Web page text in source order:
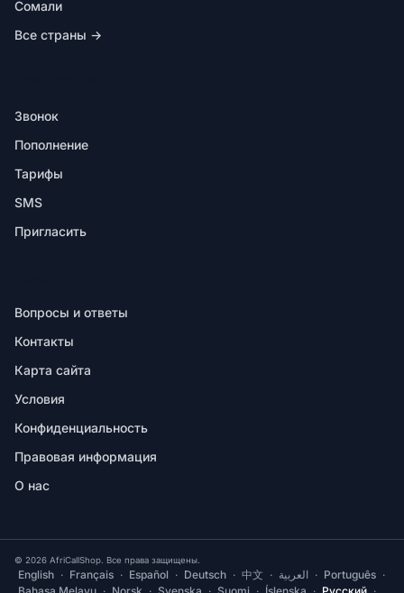
Сомали
Все страны →
Звонок
Пополнение
Тарифы
SMS
Пригласить
Вопросы и ответы
Контакты
Карта сайта
Условия
Конфиденциальность
Правовая информация
О нас
© 2026 AfriCallShop. Все права защищены.
English · Français · Español · Deutsch · 中文 · العربية · Português ·